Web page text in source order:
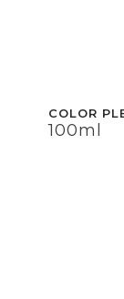
COLOR
100ml
COLOR
100ml